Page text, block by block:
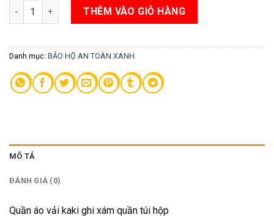
Áo quần vải kaki ghi xám quần túi hộp số lượng
THÊM VÀO GIỎ HÀNG
Danh mục: BẢO HỘ AN TOÀN XANH
MÔ TẢ
ĐÁNH GIÁ (0)
Quần áo vải kaki ghi xám quần túi hộp